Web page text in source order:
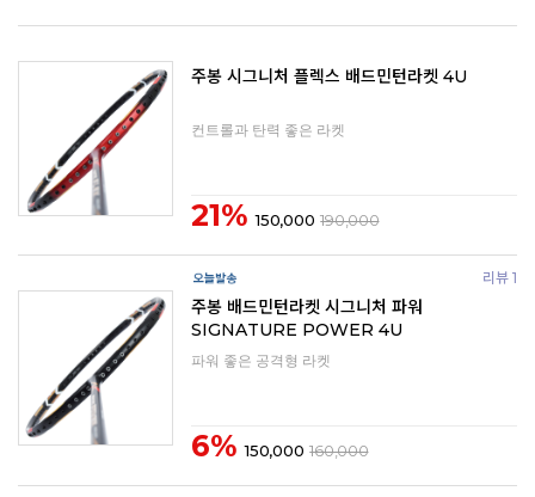
주봉 시그니처 플렉스 배드민턴라켓 4U
컨트롤과 탄력 좋은 라켓
21% 150,000 190,000
리뷰 1
주봉 배드민턴라켓 시그니처 파워
SIGNATURE POWER 4U
파워 좋은 공격형 라켓
6% 150,000 160,000